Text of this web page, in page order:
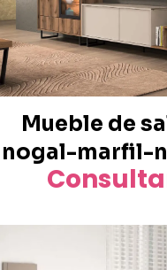
Mueble de
nogal-marfil-